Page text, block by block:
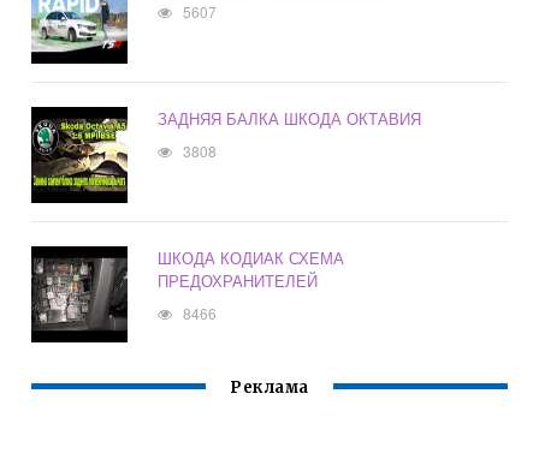
5607
ЗАДНЯЯ БАЛКА ШКОДА ОКТАВИЯ
3808
ШКОДА КОДИАК СХЕМА
ПРЕДОХРАНИТЕЛЕЙ
8466
Реклама